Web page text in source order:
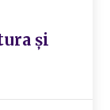
și